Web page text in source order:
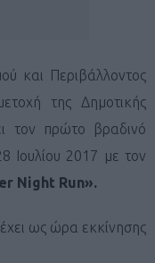
και Περιβάλλοντος
της Δημοτικής
τον πρώτο βραδινό
Ιουλίου 2017 με τον
Night Run».
ως ώρα εκκίνησης